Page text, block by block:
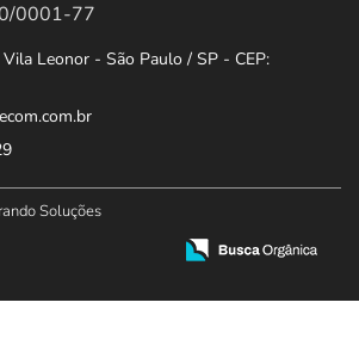
0001-77
Leonor - São Paulo / SP - CEP:
Soluções